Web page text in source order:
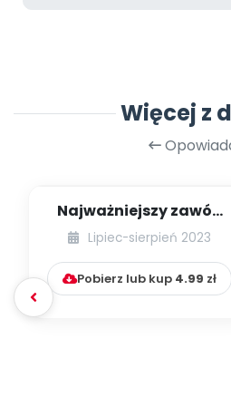
Więcej z
Najważniejszy zawód
świata
Lipiec-sierpień 2023
Pobierz lub kup 4.99 zł